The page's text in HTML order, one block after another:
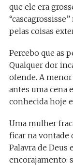
que ele era
pelas coisas
Percebo que as
Qualquer dor
ofende. A menor
antes uma cena
conhecida hoje
Uma mulher
ficar na vontade
Palavra de Deus
encorajamento: